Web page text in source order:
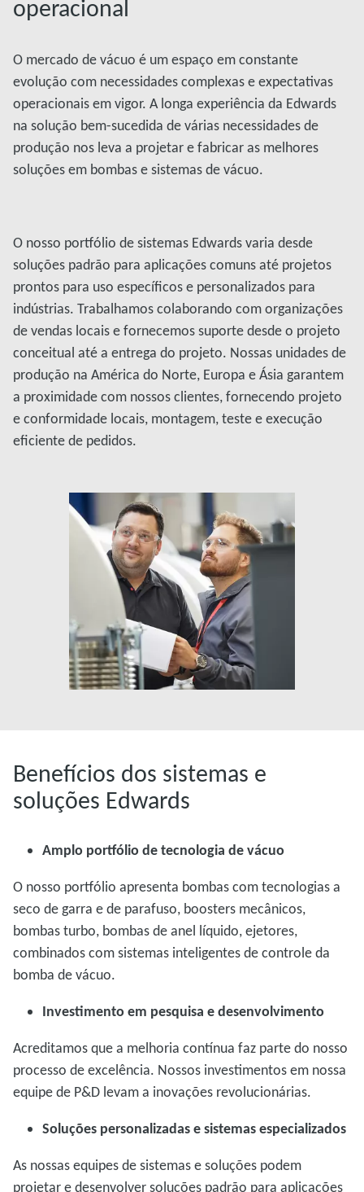
operacional
O mercado de vácuo é um espaço em constante
evolução com necessidades complexas e expectativas
operacionais em vigor. A longa experiência da Edwards
na solução bem-sucedida de várias necessidades de
produção nos leva a projetar e fabricar as melhores
soluções em bombas e sistemas de vácuo.
O nosso portfólio de sistemas Edwards varia desde
soluções padrão para aplicações comuns até projetos
prontos para uso específicos e personalizados para
indústrias. Trabalhamos colaborando com organizações
de vendas locais e fornecemos suporte desde o projeto
conceitual até a entrega do projeto. Nossas unidades de
produção na América do Norte, Europa e Ásia garantem
a proximidade com nossos clientes, fornecendo projeto
e conformidade locais, montagem, teste e execução
eficiente de pedidos.
Benefícios dos sistemas e
soluções Edwards
Amplo portfólio de tecnologia de vácuo
O nosso portfólio apresenta bombas com tecnologias a
seco de garra e de parafuso, boosters mecânicos,
bombas turbo, bombas de anel líquido, ejetores,
combinados com sistemas inteligentes de controle da
bomba de vácuo.
Investimento em pesquisa e desenvolvimento
Acreditamos que a melhoria contínua faz parte do nosso
processo de excelência. Nossos investimentos em nossa
equipe de P&D levam a inovações revolucionárias.
Soluções personalizadas e sistemas especializados
As nossas equipes de sistemas e soluções podem
projetar e desenvolver soluções padrão para aplicações